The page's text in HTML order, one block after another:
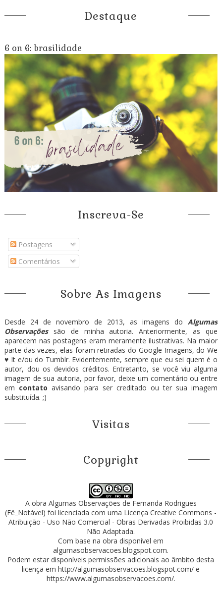
Destaque
6 on 6: brasilidade
Inscreva-Se
Postagens
Comentários
Sobre As Imagens
Desde 24 de novembro de 2013, as imagens doAlgumas
Observaçõessão de minha autoria. Anteriormente, as que
aparecem nas postagens eram meramente ilustrativas. Na maior
parte das vezes, elas foram retiradas do Google Imagens, do We
♥ It e/ou do Tumblr. Evidentemente, sempre que eu sei quem é o
autor, dou os devidos créditos. Entretanto, se você viu alguma
imagem de sua autoria, por favor, deixe um comentário ou entre
em contato avisando para ser creditado ou ter sua imagem
substituída. ;)
Visitas
Copyright
A obra Algumas Observações de Fernanda Rodrigues
(Fê_Notável) foi licenciada com uma LicençaCreative Commons -
Atribuição - Uso Não Comercial - Obras Derivadas Proibidas 3.0
Não Adaptada.
Com base na obra disponível em
algumasobservacoes.blogspot.com.
Podem estar disponíveis permissões adicionais ao âmbito desta
licença emhttp://algumasobservacoes.blogspot.com/ e
https://www.algumasobservacoes.com/.